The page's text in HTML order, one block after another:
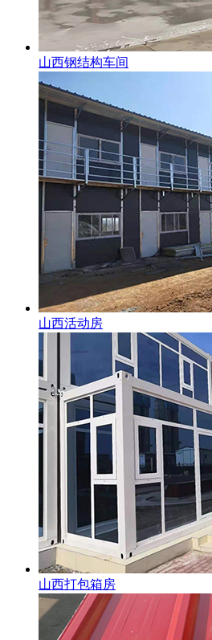
山西钢结构车间
山西活动房
山西打包箱房